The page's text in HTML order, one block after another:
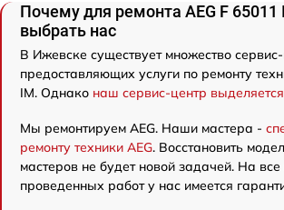
Почему для ремонта AEG F 65011
выбрать нас
В Ижевске существует множество
предоставляющих услуги по ремонту
IM. Однако наш сервис-центр
Мы ремонтируем AEG. Наши мастера -
ремонту техники AEG. Восстановить
мастеров не будет новой задачей. На
проведенных работ у нас имеется